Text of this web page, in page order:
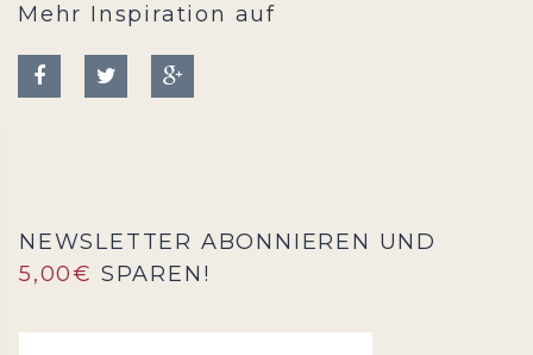
Mehr Inspiration auf
NEWSLETTER ABONNIEREN UND
5,00€ SPAREN!